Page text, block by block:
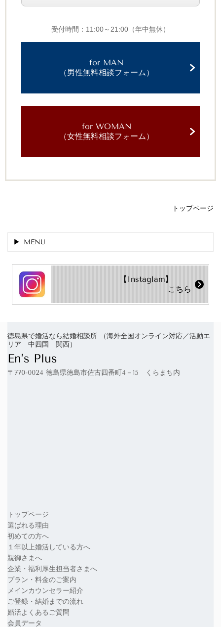
受付時間：11:00～21:00（年中無休）
for MAN
（男性無料相談フォーム）
for WOMAN
（女性無料相談フォーム）
トップページ
MENU
【Instaglam】
こちら
徳島県で婚活なら結婚相談所 （海外全国オンライン対応／活動エ
リア 中四国 関西）
En’s Plus
〒770-0024 徳島県徳島市佐古四番町4－15 くらまち内
トップページ
選ばれる理由
初めての方へ
１年以上婚活している方へ
親御さまへ
企業・福利厚生担当者さまへ
プラン・料金のご案内
メインカウンセラー紹介
ご登録・結婚までの流れ
婚活よくあるご質問
会員データ